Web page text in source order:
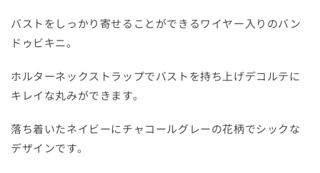
ド
ゥ
キ
ニ
下
セ
ド
キ
ニ
下
バストをしっかり寄せることができるワイヤー入りのバン
ドゥビキニ。
ホルターネックストラップでバストを持ち上げデコルテに
キレイな丸みができます。
落ち着いたネイビーにチャコールグレーの花柄でシックな
デザインです。